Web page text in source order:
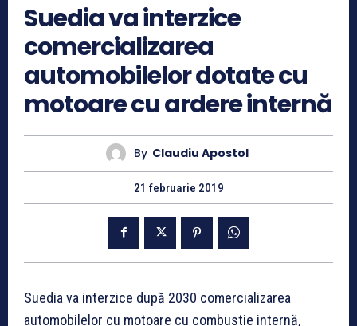
Suedia va interzice
comercializarea
automobilelor dotate cu
motoare cu ardere internă
By Claudiu Apostol
21 februarie 2019
Suedia va interzice după 2030 comercializarea
automobilelor cu motoare cu combustie internă,